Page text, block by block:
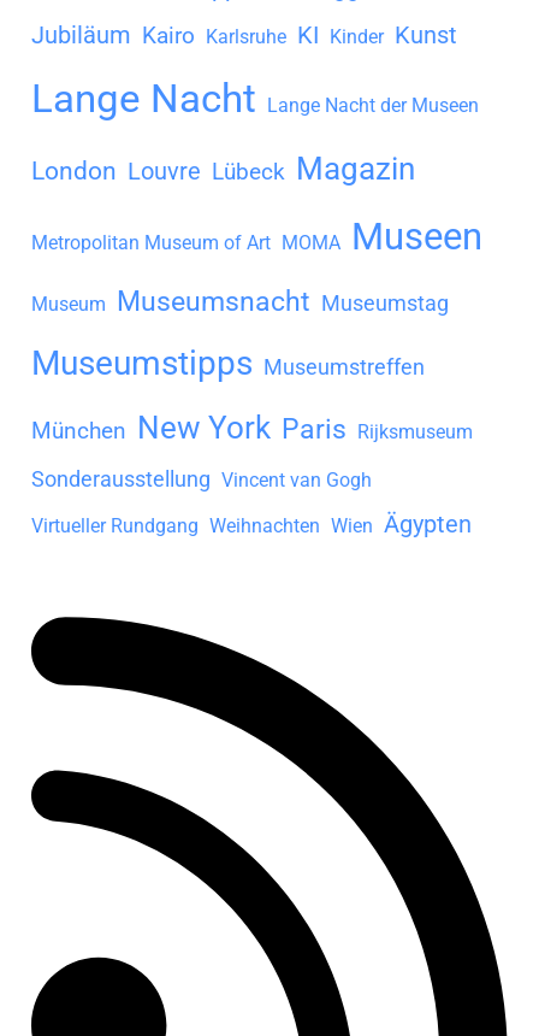
Jubiläum Kairo Karlsruhe KI Kinder Kunst
Lange Nacht Lange Nacht der Museen
London Louvre Lübeck Magazin
Metropolitan Museum of Art MOMA Museen
Museum Museumsnacht Museumstag
Museumstipps Museumstreffen
München New York Paris Rijksmuseum
Sonderausstellung Vincent van Gogh
Virtueller Rundgang Weihnachten Wien Ägypten